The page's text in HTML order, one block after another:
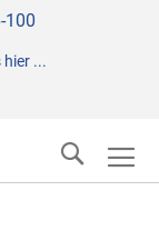
100
...
Suche